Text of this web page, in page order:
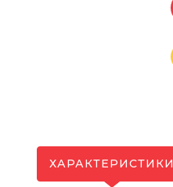
ХАРАКТЕРИСТИКИ